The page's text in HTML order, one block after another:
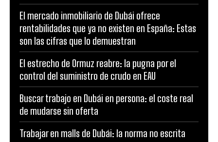
El mercado inmobiliario de Dubái ofrece
rentabilidades que ya no existen en España: Estas
son las cifras que lo demuestran
El estrecho de Ormuz reabre: la pugna por el
control del suministro de crudo en EAU
Buscar trabajo en Dubái en persona: el coste real
de mudarse sin oferta
Trabajar en malls de Dubái: la norma no escrita